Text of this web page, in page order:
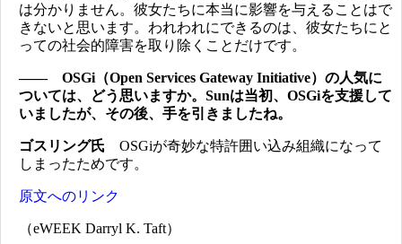
は分かりません。彼女たちに本当に影響を与えることはで
きないと思います。われわれにできるのは、彼女たちにと
っての社会的障害を取り除くことだけです。
―― OSGi（Open Services Gateway Initiative）の人気に
ついては、どう思いますか。Sunは当初、OSGiを支援して
いましたが、その後、手を引きましたね。
ゴスリング氏 OSGiが奇妙な特許囲い込み組織になって
しまったためです。
原文へのリンク
（eWEEK Darryl K. Taft）